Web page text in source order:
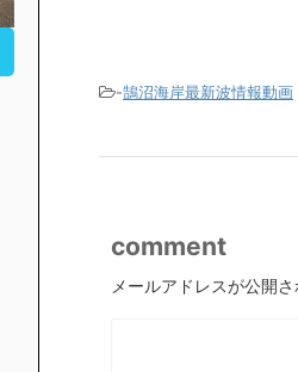
-鵠沼海岸最新波情報動画
comment
メールアドレスが公開